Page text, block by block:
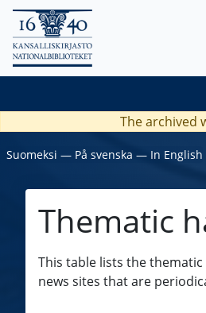
The archived
Suomeksi ― På svenska ― In English
Thematic
This table lists the
news sites that are